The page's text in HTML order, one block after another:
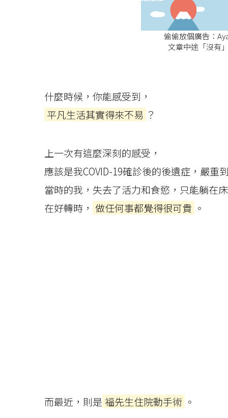
偷偷放個廣告：
文章中途「沒有
什麼時候，你能感受到，
平凡生活其實得來不易 ？
上一次有這麼深刻的感受，
應該是我COVID-19確診後的後遺症，嚴重
當時的我，失去了活力和食慾，只能躺在
在好轉時， 做任何事都覺得很可貴 。
而最近，則是 福先生住院動手術 。